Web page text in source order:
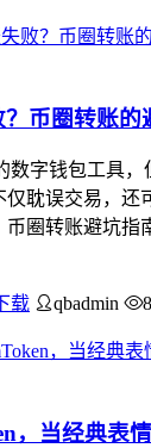
币圈转账的
数字钱包工具，
仅耽误交易，还
币圈转账避坑指
载 qbadmin
，当经典表